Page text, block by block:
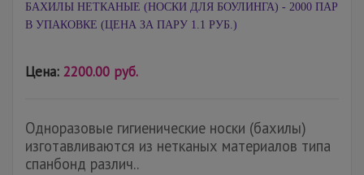
БАХИЛЫ НЕТКАНЫЕ (НОСКИ ДЛЯ БОУЛИНГА) - 2000 ПАР
В УПАКОВКЕ (ЦЕНА ЗА ПАРУ 1.1 РУБ.)
Цена: 2200.00 руб.
Одноразовые гигиенические носки (бахилы)
изготавливаются из нетканых материалов типа
спанбонд различ..